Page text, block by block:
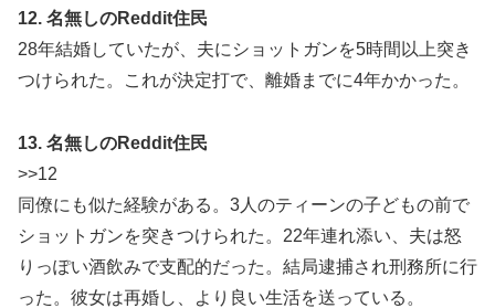
12. 名無しのReddit住民
28年結婚していたが、夫にショットガンを5時間以上突き
つけられた。これが決定打で、離婚までに4年かかった。
13. 名無しのReddit住民
>>12
同僚にも似た経験がある。3人のティーンの子どもの前で
ショットガンを突きつけられた。22年連れ添い、夫は怒
りっぽい酒飲みで支配的だった。結局逮捕され刑務所に行
った。彼女は再婚し、より良い生活を送っている。